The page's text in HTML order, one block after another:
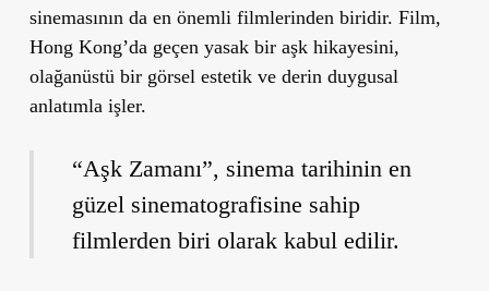
sinemasının da en önemli filmlerinden biridir. Film,
Hong Kong’da geçen yasak bir aşk hikayesini,
olağanüstü bir görsel estetik ve derin duygusal
anlatımla işler.
“Aşk Zamanı”, sinema tarihinin en
güzel sinematografisine sahip
filmlerden biri olarak kabul edilir.